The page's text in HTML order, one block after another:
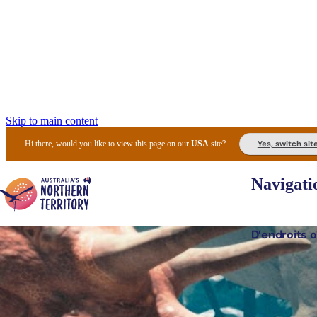
Skip to main content
Hi there, would you like to view this page on ourUSA site? Yes, switch
D’endroits
Lieux